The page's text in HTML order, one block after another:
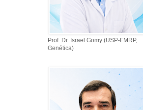
Prof. Dr. Israel Gomy (USP-FMRP,
Genética)